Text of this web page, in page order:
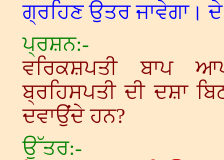
ਗ੍ਰਹਿਣ ਉਤਰ ਜਾਵੇਗਾ।
ਪ੍ਰਸ਼ਨ:-
ਵਰਿਕਸ਼ਪਤੀ ਬਾਪ
ਬ੍ਰਹਿਸਪਤੀ ਦੀ ਦਸ਼ਾ
ਦਵਾਉਂਦੇ ਹਨ?
ਉੱਤਰ:-